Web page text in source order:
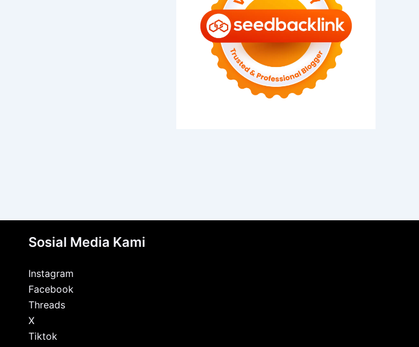
Sosial Media Kami
Instagram
Facebook
Threads
X
Tiktok